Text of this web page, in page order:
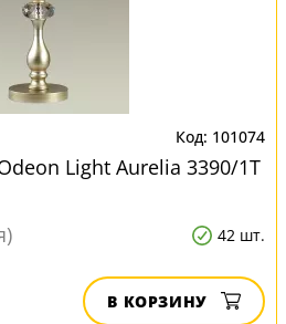
101074
Light Aurelia 3390/1T
42 шт.
В КОРЗИНУ